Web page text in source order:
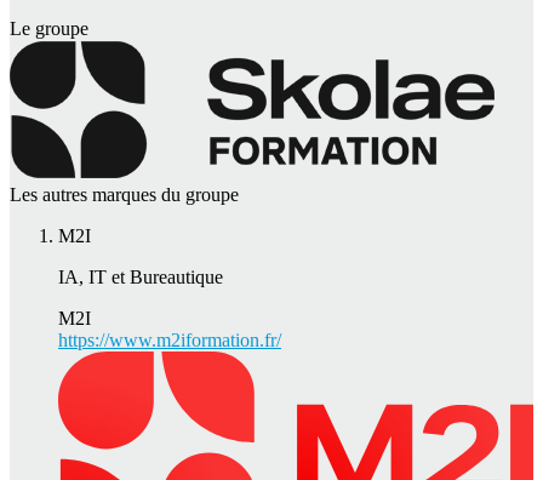
Le groupe
Les autres marques du groupe
M2I
IA, IT et Bureautique
M2I
https://www.m2iformation.fr/